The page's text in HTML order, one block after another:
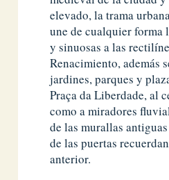
elevado, la trama
une de cualquier forma
y sinuosas a las
Renacimiento, además
jardines, parques y
Praça da Liberdade, al
como a miradores
de las murallas
de las puertas
anterior.